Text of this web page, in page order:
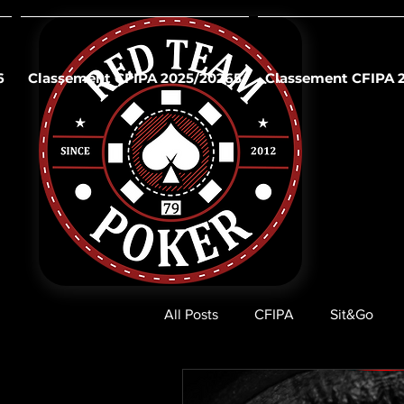
Classement CFIPA 2025/20265 Classement CFIPA
All Posts CFIPA Sit&Go